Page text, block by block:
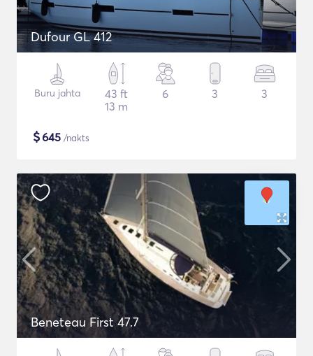
Dufour GL 412
Buru jahta
43 ft
13 m
6 3 3
$645 /nakts
Beneteau First 47.7